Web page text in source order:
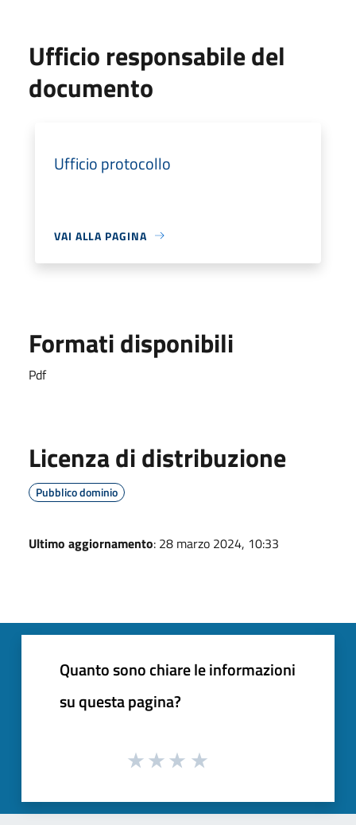
Ufficio responsabile del
documento
Ufficio protocollo
VAI ALLA PAGINA
Formati disponibili
Pdf
Licenza di distribuzione
Pubblico dominio
Ultimo aggiornamento: 28 marzo 2024, 10:33
Quanto sono chiare le informazioni
su questa pagina?